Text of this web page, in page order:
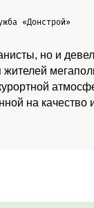
«Донстрой»
но и
на